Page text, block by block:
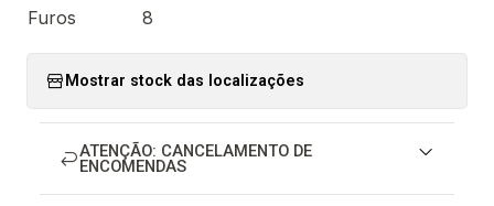
Furos 8
Mostrar stock das localizações
ATENÇÃO: CANCELAMENTO DE
ENCOMENDAS